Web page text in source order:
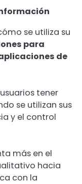
se utiliza su
para
de
tener
se utilizan sus
y el control
más en el
hacia
con la